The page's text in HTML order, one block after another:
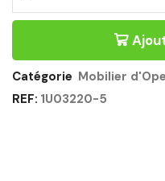
Catégorie Mobilier
REF: 1U03220-5